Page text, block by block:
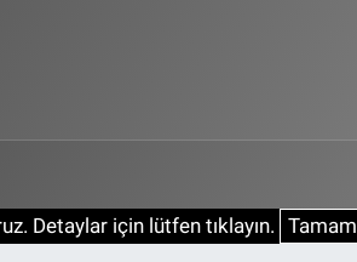
Detaylar için lütfen tıklayın. Tamam